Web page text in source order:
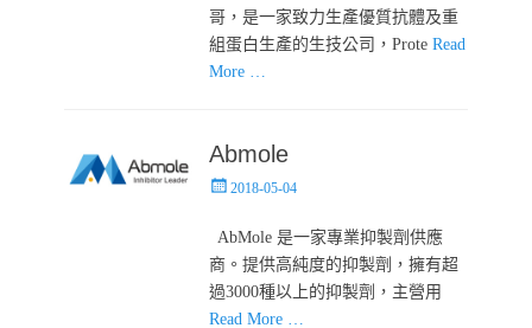
哥，是一家致力生產優質抗體及重
組蛋白生產的生技公司，ProteRead
More …
Abmole
Posted2018-05-04
AbMole 是一家專業抑製劑供應
商。提供高純度的抑製劑，擁有超
過3000種以上的抑製劑，主營用
Read More …